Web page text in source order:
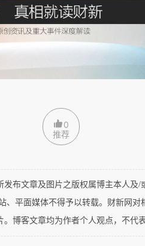
3.5%=35万元人民币
0
推荐
文章及图片之版权属博主本人及/
、平面媒体不得予以转载。财新网
博客文章均为作者个人观点，不代